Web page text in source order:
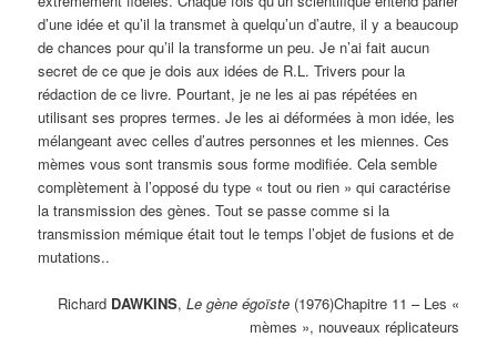
d’une idée et qu’il la transmet à quelqu’un d’autre, il y a beaucoup
de chances pour qu’il la transforme un peu. Je n’ai fait aucun
secret de ce que je dois aux idées de R.L. Trivers pour la
rédaction de ce livre. Pourtant, je ne les ai pas répétées en
utilisant ses propres termes. Je les ai déformées à mon idée, les
mélangeant avec celles d’autres personnes et les miennes. Ces
mèmes vous sont transmis sous forme modifiée. Cela semble
complètement à l’opposé du type « tout ou rien » qui caractérise
la transmission des gènes. Tout se passe comme si la
transmission mémique était tout le temps l’objet de fusions et de
mutations..
Richard DAWKINS, Le gène égoïste(1976)Chapitre 11 – Les «
mèmes », nouveaux réplicateurs